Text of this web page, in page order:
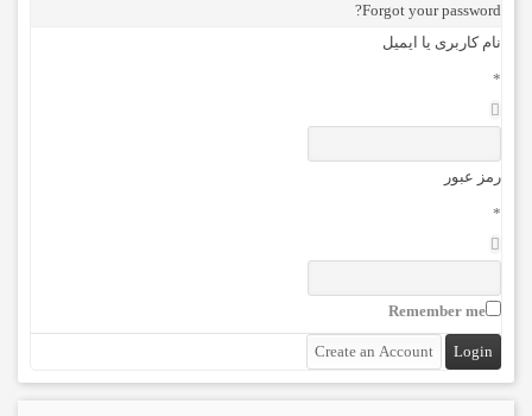
Forgot your password?
نام کاربری یا ایمیل
*
رمز عبور
*
Remember me